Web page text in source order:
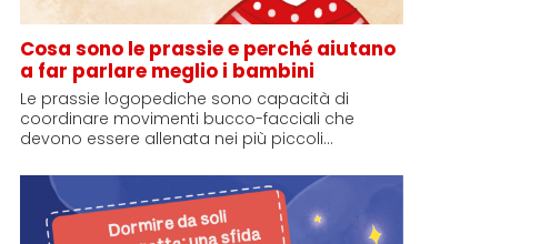
Cosa sono le prassie e perché aiutano
a far parlare meglio i bambini
Le prassie logopediche sono capacità di
coordinare movimenti bucco-facciali che
devono essere allenata nei più piccoli…